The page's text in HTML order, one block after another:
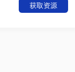
获取资源